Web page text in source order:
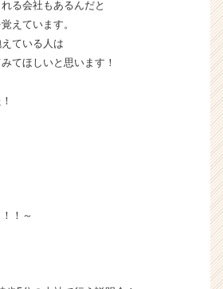
る会社もあるんだと
えています。
ている人は
てほしいと思います！
！～